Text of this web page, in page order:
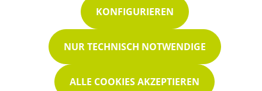
NUR TECHNISCH NOTWENDIGE
KONFIGURIEREN
ALLE COOKIES AKZEPTIEREN